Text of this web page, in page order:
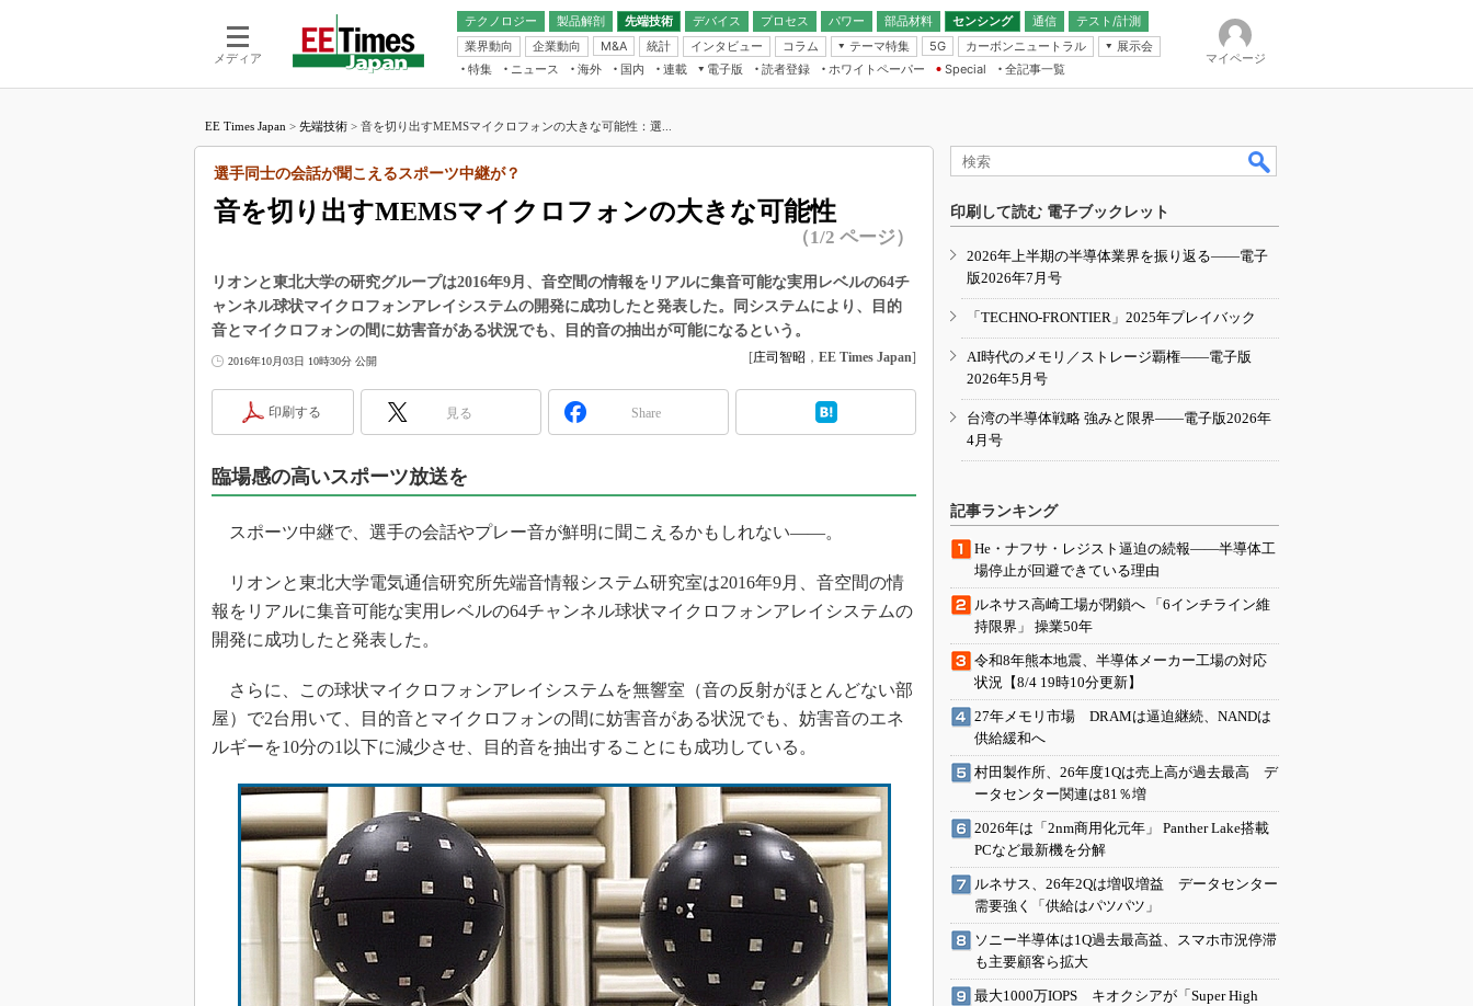
メディア
テクノロジー 製品解剖
先端技術
電池／エネルギー
デバイス
アナログ
マイコン
FPGA
プロセス パワー 部品材料 センシング
通信
無線
テスト/計測
業界動向
企業動向 M&A 統計 インタビュー コラム
テーマ特集
フィジカルAI
読者調査（EE Times Research）
IoT
電源設計（EDN Japan）
5G カーボンニュートラル
展示会
IoT・エッジコンピューティング
EXPO
TECHNO-FRONTIER
人とくるま展
特集 ニュース 海外 国内
連載
福田昭のデバイス通信
湯之上隆のナノフォーカス
大山聡の業界スコープ
リタイア直前エンジニアの社会人大
学漂流記
世界を「数字」で回してみよう
この10年で起こったこと、次の10年
で起こること
製品分解で探るアジアの新トレンド
光伝送技術を知る
“異端児エンジニア”が仕掛けた社内
イノベーションは日本を救うのか
JASA発IoT通信
「英語に愛されないエンジニア」の
ための新行動論
電子版
電子ブックレット
読者登録 ホワイトペーパー
Special
全記事一覧
マイページ
EE Times Japan > 先端技術 > 音を切り出すMEMSマイクロフォンの大きな可能性：選...
音を切り出すMEMSマイクロフォンの大きな可能性
選手同士の会話が聞こえるスポーツ中継が？
（1/2 ページ）
リオンと東北大学の研究グループは2016年9月、音空間の情報をリアルに集音可能な実用レベルの64チ
ャンネル球状マイクロフォンアレイシステムの開発に成功したと発表した。同システムにより、目的
音とマイクロフォンの間に妨害音がある状況でも、目的音の抽出が可能になるという。
2016年10月03日 10時30分 公開 [庄司智昭 ， EE Times Japan]
印刷する 見る Share
臨場感の高いスポーツ放送を
スポーツ中継で、選手の会話やプレー音が鮮明に聞こえるかもしれない――。
リオンと東北大学電気通信研究所先端音情報システム研究室は2016年9月、音空間の情
報をリアルに集音可能な実用レベルの64チャンネル球状マイクロフォンアレイシステムの
開発に成功したと発表した。
さらに、この球状マイクロフォンアレイシステムを無響室（音の反射がほとんどない部
屋）で2台用いて、目的音とマイクロフォンの間に妨害音がある状況でも、妨害音のエネ
ルギーを10分の1以下に減少させ、目的音を抽出することにも成功している。
印刷して読む 電子ブックレット
2026年上半期の半導体業界を振り返る――電子
版2026年7月号
「TECHNO-FRONTIER」2025年プレイバック
AI時代のメモリ／ストレージ覇権――電子版
2026年5月号
台湾の半導体戦略 強みと限界――電子版2026年
4月号
記事ランキング
He・ナフサ・レジスト逼迫の続報――半導体工
場停止が回避できている理由
ルネサス高崎工場が閉鎖へ 「6インチライン維
持限界」 操業50年
令和8年熊本地震、半導体メーカー工場の対応
状況【8/4 19時10分更新】
27年メモリ市場 DRAMは逼迫継続、NANDは
供給緩和へ
村田製作所、26年度1Qは売上高が過去最高 デ
ータセンター関連は81％増
2026年は「2nm商用化元年」 Panther Lake搭載
PCなど最新機を分解
ルネサス、26年2Qは増収増益 データセンター
需要強く「供給はパツパツ」
ソニー半導体は1Q過去最高益、スマホ市況停滞
も主要顧客ら拡大
最大1000万IOPS キオクシアが「Super High